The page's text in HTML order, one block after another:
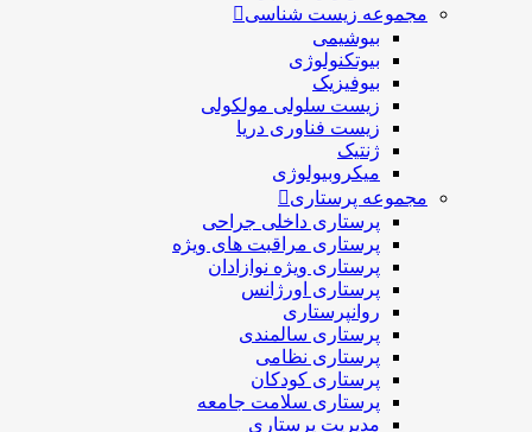
مجموعه زیست شناسی
بیوشیمی
بیوتکنولوژی
بیوفیزیک
زیست سلولی مولکولی
زیست فناوری دریا
ژنتیک
میکروبیولوژی
مجموعه پرستاری
پرستاری داخلی جراحی
پرستاری مراقبت های ويژه
پرستاری ويژه نوازادان
پرستاری اورژانس
روانپرستاری
پرستاری سالمندی
پرستاری نظامی
پرستاری کودکان
پرستاری سلامت جامعه
مدیریت پرستاری